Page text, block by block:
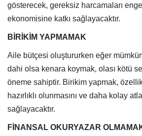
gösterecek, gereksiz harcamaları
ekonomisine katkı sağlayacaktır.
BİRİKİM YAPMAMAK
Aile bütçesi oluştururken eğer
dahi olsa kenara koymak, olası kötü
öneme sahiptir. Birikim yapmak,
hazırlıklı olunmasını ve daha kolay
sağlayacaktır.
FİNANSAL OKURYAZAR